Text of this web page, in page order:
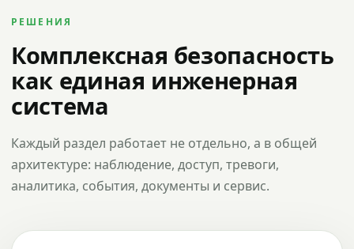
РЕШЕНИЯ
Комплексная безопасность
как единая инженерная
система
Каждый раздел работает не отдельно, а в общей
архитектуре: наблюдение, доступ, тревоги,
аналитика, события, документы и сервис.